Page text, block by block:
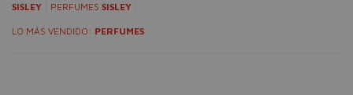
SISLEY PERFUMES SISLEY
LO MÁS VENDIDO: PERFUMES